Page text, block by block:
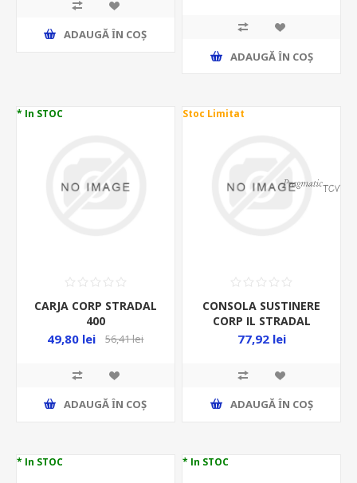
ADAUGĂ ȊN COŞ
ADAUGĂ ȊN COŞ
* In STOC
CARJA CORP STRADAL
400
49,80 lei 56,41 lei
ADAUGĂ ȊN COŞ
Stoc Limitat
CONSOLA SUSTINERE
CORP IL STRADAL
600MM FI42, 0,6 ML PE
77,92 lei
ADAUGĂ ȊN COŞ
* In STOC * In STOC